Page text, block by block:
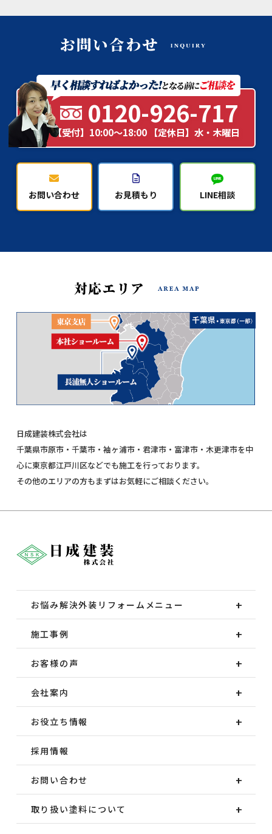
0120-926-717
【受付】10:00～18:00 【定休日】水・木曜日
お問い合わせ お見積もり LINE相談
日成建装株式会社は
千葉県市原市・千葉市・袖ヶ浦市・君津市・富津市・木更津市を中
心に東京都江戸川区などでも施工を行っております。
その他のエリアの方もまずはお気軽にご相談ください。
お悩み解決外装 リフォームメニュー
施工事例
お客様の声
会社案内
お役立ち情報
採用情報
お問い合わせ
取り扱い塗料について